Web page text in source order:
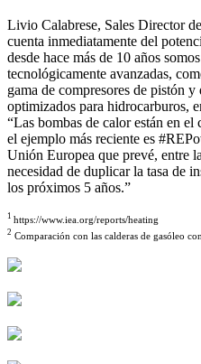
Livio Calabrese, Sales Director
cuenta inmediatamente del
desde hace más de 10 años
tecnológicamente avanzadas,
gama de compresores de pistón
optimizados para hidrocarburos,
“Las bombas de calor están en
el ejemplo más reciente es
Unión Europea que prevé, entre
necesidad de duplicar la tasa de
los próximos 5 años.”
1 https://www.iea.org/reports/heating
2 Comparación con las calderas de gasóleo